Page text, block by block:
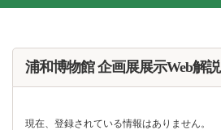
浦和博物館 企画展展示Web解説
現在、登録されている情報はありません。